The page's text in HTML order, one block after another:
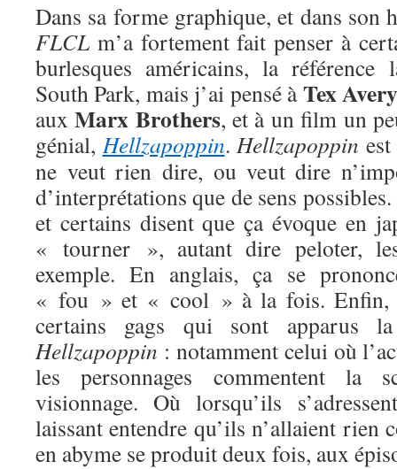
Dans sa forme graphique, et dans son
FLCL m’a fortement fait penser à
burlesques américains, la
South Park, mais j’ai pensé àTex
auxMarx Brothers, et à un film un
génial,Hellzapoppin. Hellzapoppin
ne veut rien dire, ou veut dire
d’interprétations que de sens possibles.
et certains disent que ça évoque en
« tourner », autant dire peloter,
exemple. En anglais, ça se
« fou » et « cool » à la fois. Enfin,
certains gags qui sont apparus
Hellzapoppin : notamment celui où
les personnages commentent la
visionnage. Où lorsqu’ils
laissant entendre qu’ils n’allaient rien
en abyme se produit deux fois, aux